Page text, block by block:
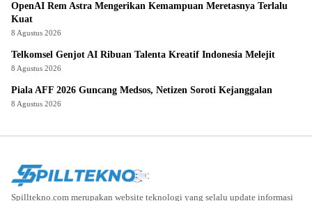
OpenAI Rem Astra Mengerikan Kemampuan Meretasnya Terlalu
Kuat
8 Agustus 2026
Telkomsel Genjot AI Ribuan Talenta Kreatif Indonesia Melejit
8 Agustus 2026
Piala AFF 2026 Guncang Medsos, Netizen Soroti Kejanggalan
8 Agustus 2026
Spilltekno.com merupakan website teknologi yang selalu update informasi